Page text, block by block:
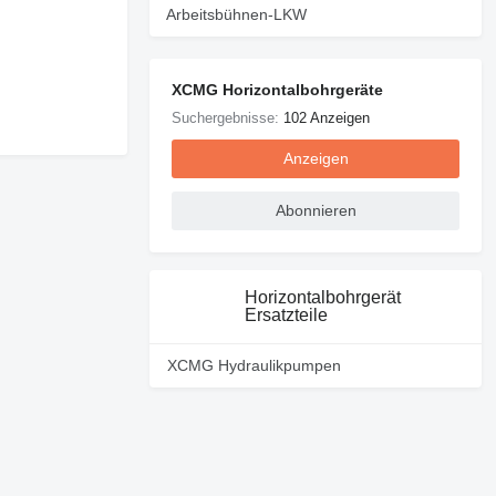
Arbeitsbühnen-LKW
XCMG Horizontalbohrgeräte
Suchergebnisse: 102 Anzeigen
Anzeigen
Abonnieren
Horizontalbohrgerät
Ersatzteile
XCMG Hydraulikpumpen